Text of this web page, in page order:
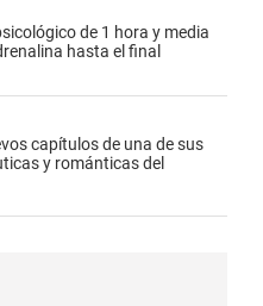
de 1 hora y media
hasta el final
capítulos de una de sus
y románticas del